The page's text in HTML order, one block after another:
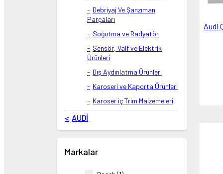
Debriyaj Ve Şanzıman
Parçaları
Soğutma ve Radyatör
Sensör, Valf ve Elektrik
Ürünleri
Dış Aydınlatma Ürünleri
Karoseri ve Kaporta Ürünleri
Karoser iç Trim Malzemeleri
AUDİ
Markalar
Audi